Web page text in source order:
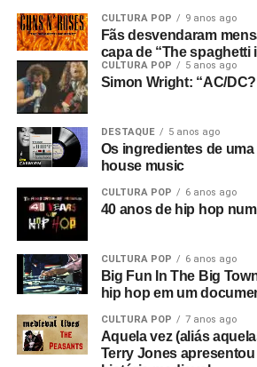
CULTURA POP 9 anos ago
Fãs desvendaram
capa de “The spaghetti
CULTURA POP 5 anos ago
Simon Wright: “AC/
DESTAQUE 5 anos ago
Os ingredientes de
house music
CULTURA POP 6 anos ago
40 anos de hip hop
CULTURA POP 6 anos ago
Big Fun In The Big
hip hop em um
CULTURA POP 7 anos ago
Aquela vez (aliás
Terry Jones